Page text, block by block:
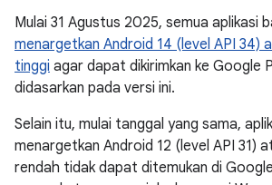
Mulai 31 Agustus 2025, semua aplikasi
menargetkan Android 14 (level API 34)
tinggi agar dapat dikirimkan ke Google
didasarkan pada versi ini.
Selain itu, mulai tanggal yang sama,
menargetkan Android 12 (level API 31)
rendah tidak dapat ditemukan di